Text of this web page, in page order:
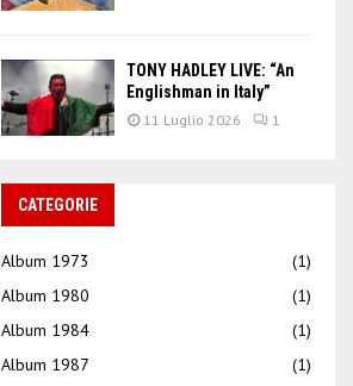
TONY HADLEY LIVE: “An
Englishman in Italy”
11 Luglio 2026 1
CATEGORIE
Album 1973
(1)
Album 1980
(1)
Album 1984
(1)
Album 1987
(1)